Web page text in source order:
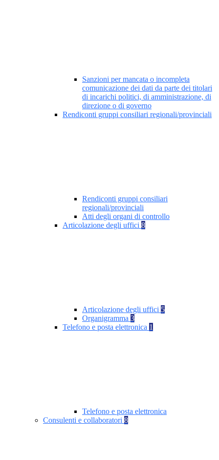
Sanzioni per mancata o incompleta
comunicazione dei dati da parte dei titolari
di incarichi politici, di amministrazione, di
direzione o di governo
Rendiconti gruppi consiliari regionali/provinciali
Rendiconti gruppi consiliari
regionali/provinciali
Atti degli organi di controllo
Articolazione degli uffici 8
Articolazione degli uffici 5
Organigramma 3
Telefono e posta elettronica 1
Telefono e posta elettronica
Consulenti e collaboratori 8